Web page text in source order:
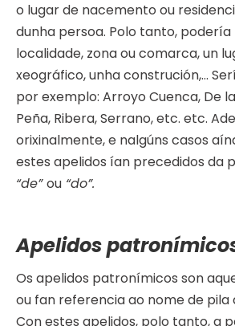
o lugar de nacemento ou
dunha persoa. Polo tanto,
localidade, zona ou comarca, un
xeográfico, unha construción,…
por exemplo: Arroyo Cuenca, De
Peña, Ribera, Serrano, etc. etc.
orixinalmente, e nalgúns casos
estes apelidos ían precedidos da
“de”ou “do”.
Apelidos
Os apelidos patronímicos son
ou fan referencia ao nome de pila
Con estes apelidos, polo tanto, a